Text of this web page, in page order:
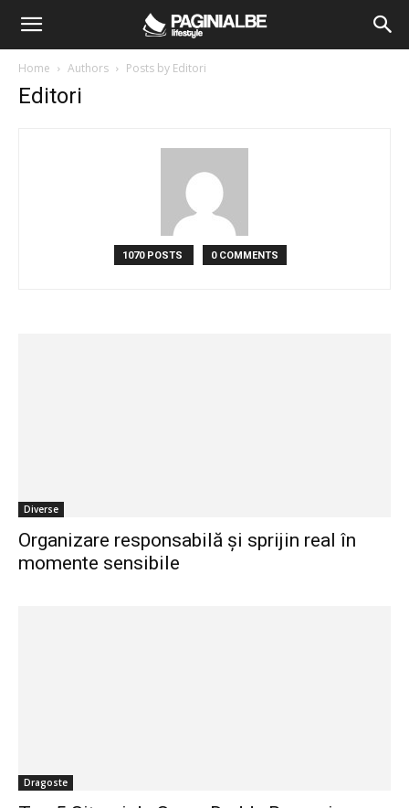
Home Authors Posts by Editori
Editori
1070 POSTS 0 COMMENTS
Diverse
Organizare responsabilă și sprijin real în
momente sensibile
Dragoste